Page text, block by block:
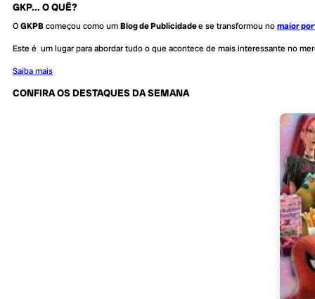
GKP... O QUÊ?
OGKPBcomeçou como umBlog de Publicidadee se transformou nomaior
Este é um lugar para abordar tudo o que acontece de mais interessante no
Saiba mais
CONFIRA OS DESTAQUES DA SEMANA